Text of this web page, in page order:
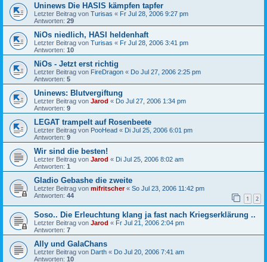
Uninews Die HASIS kämpfen tapfer
Letzter Beitrag von Turisas « Fr Jul 28, 2006 9:27 pm
Antworten: 29
NiOs niedlich, HASI heldenhaft
Letzter Beitrag von Turisas « Fr Jul 28, 2006 3:41 pm
Antworten: 10
NiOs - Jetzt erst richtig
Letzter Beitrag von FireDragon « Do Jul 27, 2006 2:25 pm
Antworten: 5
Uninews: Blutvergiftung
Letzter Beitrag von Jarod « Do Jul 27, 2006 1:34 pm
Antworten: 9
LEGAT trampelt auf Rosenbeete
Letzter Beitrag von PooHead « Di Jul 25, 2006 6:01 pm
Antworten: 9
Wir sind die besten!
Letzter Beitrag von Jarod « Di Jul 25, 2006 8:02 am
Antworten: 1
Gladio Gebashe die zweite
Letzter Beitrag von mifritscher« So Jul 23, 2006 11:42 pm
Antworten: 44 1 2
Soso.. Die Erleuchtung klang ja fast nach Kriegserklärung ..
Letzter Beitrag von Jarod « Fr Jul 21, 2006 2:04 pm
Antworten: 7
Ally und GalaChans
Letzter Beitrag von Darth « Do Jul 20, 2006 7:41 am
Antworten: 10